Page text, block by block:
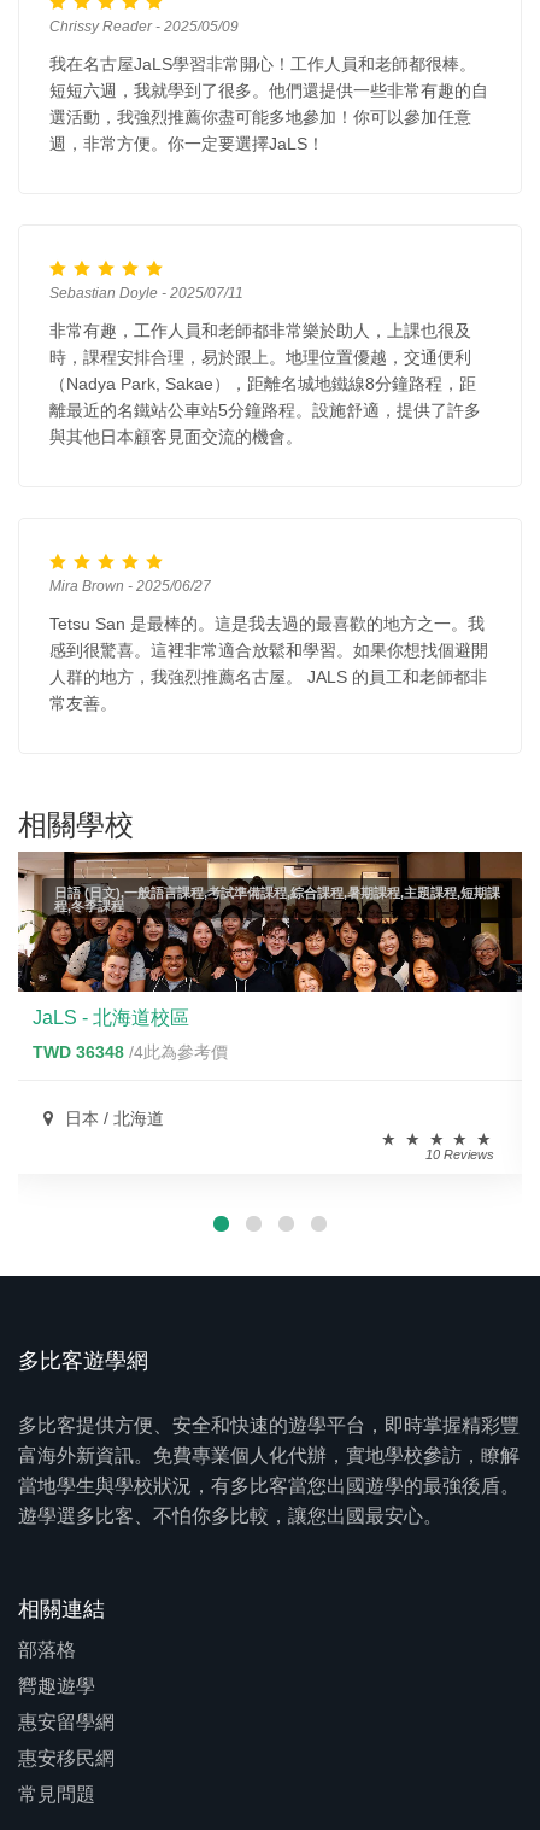
Chrissy Reader - 2025/05/09
我在名古屋JaLS學習非常開心！工作人員和老師都很棒。
短短六週，我就學到了很多。他們還提供一些非常有趣的自
選活動，我強烈推薦你盡可能多地參加！你可以參加任意
週，非常方便。你一定要選擇JaLS！
Sebastian Doyle - 2025/07/11
非常有趣，工作人員和老師都非常樂於助人，上課也很及
時，課程安排合理，易於跟上。地理位置優越，交通便利
（Nadya Park, Sakae），距離名城地鐵線8分鐘路程，距
離最近的名鐵站公車站5分鐘路程。設施舒適，提供了許多
與其他日本顧客見面交流的機會。
Mira Brown - 2025/06/27
Tetsu San 是最棒的。這是我去過的最喜歡的地方之一。我
感到很驚喜。這裡非常適合放鬆和學習。如果你想找個避開
人群的地方，我強烈推薦名古屋。 JALS 的員工和老師都非
常友善。
相關學校
日語 (日文),一般語言課程,考試準備課程,綜合課程,暑期課程,主題課程,短期課
程,冬季課程
JaLS - 北海道校區
TWD 36348 /4此為參考價
日本 / 北海道
10 Reviews
多比客遊學網
多比客提供方便、安全和快速的遊學平台，即時掌握精彩豐
富海外新資訊。免費專業個人化代辦，實地學校參訪，瞭解
當地學生與學校狀況，有多比客當您出國遊學的最強後盾。
遊學選多比客、不怕你多比較，讓您出國最安心。
相關連結
部落格
嚮趣遊學
惠安留學網
惠安移民網
常見問題